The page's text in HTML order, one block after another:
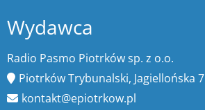
Wydawca
Radio Pasmo Piotrków sp. z o.o.
Piotrków Trybunalski, Jagiellońska 7
kontakt@epiotrkow.pl